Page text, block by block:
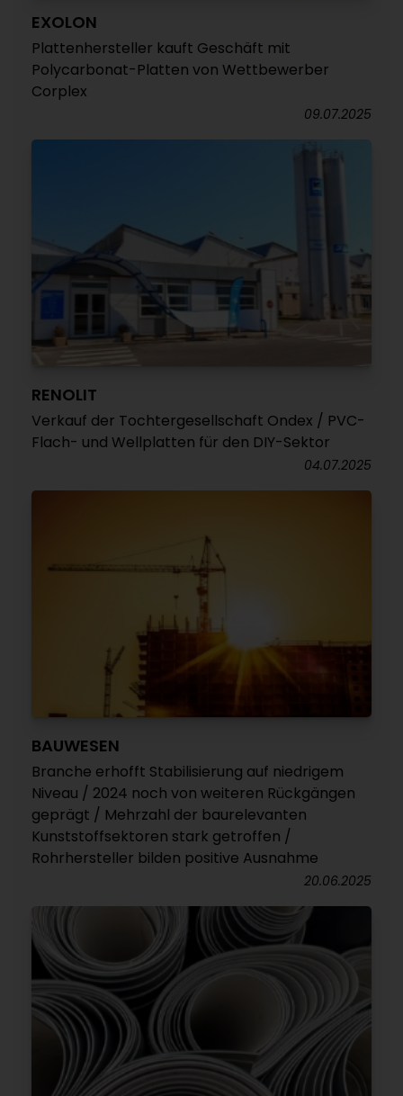
EXOLON
Plattenhersteller kauft Geschäft mit
Polycarbonat-Platten von Wettbewerber
Corplex
09.07.2025
RENOLIT
Verkauf der Tochtergesellschaft Ondex / PVC-
Flach- und Wellplatten für den DIY-Sektor
04.07.2025
BAUWESEN
Branche erhofft Stabilisierung auf niedrigem
Niveau / 2024 noch von weiteren Rückgängen
geprägt / Mehrzahl der baurelevanten
Kunststoffsektoren stark getroffen /
Rohrhersteller bilden positive Ausnahme
20.06.2025